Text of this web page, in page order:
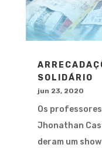
SOLIDÁRIO
jun 23, 2020
Os
Jhonathan
deram um